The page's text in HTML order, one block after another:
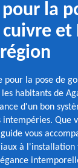
la
et
la pose de
habitants de
d'un bon
Que
vous
à l'installation